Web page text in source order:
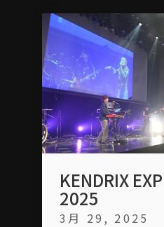
KENDRIX
2025
3月 29, 2025